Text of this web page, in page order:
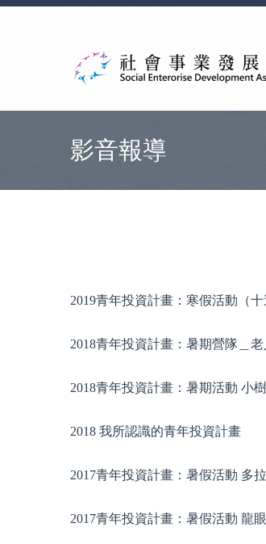
影音報導
2019青年投資計畫：寒假活動（十
2018青年投資計畫：暑期營隊＿
2018青年投資計畫：暑期活動 小
2018 我所認識的青年投資計畫
2017青年投資計畫：暑假活動 多
2017青年投資計畫：暑假活動 龍